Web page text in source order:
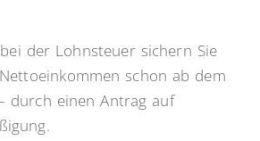
der Lohnsteuer sichern Sie
schon ab dem
durch einen Antrag auf